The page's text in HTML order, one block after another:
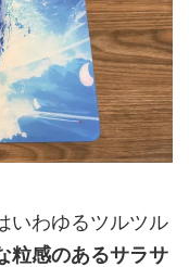
いわゆるツルツル
粒感のあるサラサ